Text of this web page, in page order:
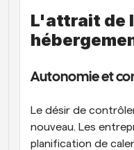
L'attrait de
Autonomie et
Le désir de
nouveau. Les
planification de